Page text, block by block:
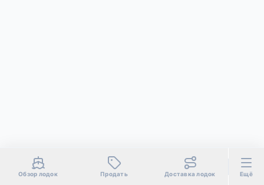
Обзор лодок Продать Доставка лодок Ещё